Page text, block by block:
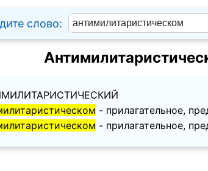
слово:
- прилагательное,
- прилагательное,